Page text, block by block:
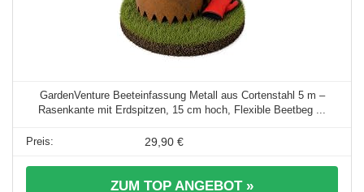
GardenVenture Beeteinfassung Metall aus Cortenstahl 5 m –
Rasenkante mit Erdspitzen, 15 cm hoch, Flexible Beetbeg ...
29,90 €
ZUM TOP ANGEBOT »